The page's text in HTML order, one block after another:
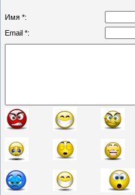
Имя *:
Email *: